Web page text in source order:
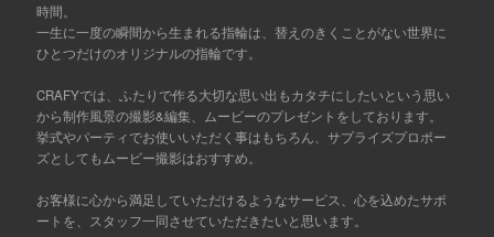
時間。
一生に一度の瞬間から生まれる指輪は、替えのきくことがない世界に
ひとつだけのオリジナルの指輪です。
CRAFYでは、ふたりで作る大切な思い出もカタチにしたいという思い
から制作風景の撮影&編集、ムービーのプレゼントをしております。
挙式やパーティでお使いいただく事はもちろん、サプライズプロポー
ズとしてもムービー撮影はおすすめ。
お客様に心から満足していただけるようなサービス、心を込めたサポ
ートを、スタッフ一同させていただきたいと思います。